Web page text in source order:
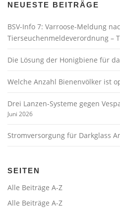
NEUESTE BEITRÄGE
BSV-Info 7: Varroose-Meldung
Tierseuchenmeldeverordnung –
Die Lösung der Honigbiene für
Welche Anzahl Bienenvölker ist
Drei Lanzen-Systeme gegen
Juni 2026
Stromversorgung für Darkglass
SEITEN
Alle Beiträge A-Z
Alle Beiträge A-Z